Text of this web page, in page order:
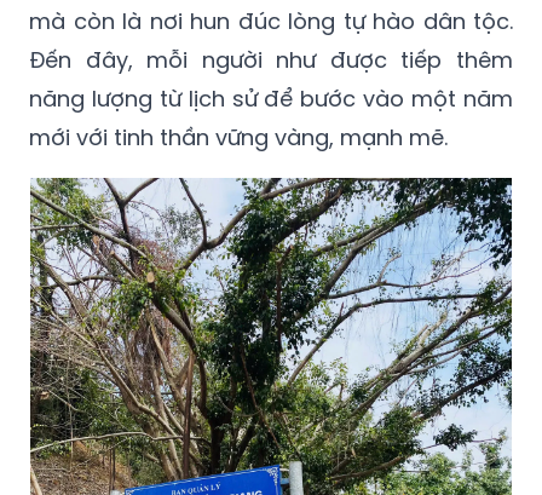
mà còn là nơi hun đúc lòng tự hào dân tộc.
Đến đây, mỗi người như được tiếp thêm
năng lượng từ lịch sử để bước vào một năm
mới với tinh thần vững vàng, mạnh mẽ.